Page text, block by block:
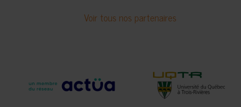
Voir tous nos partenaires